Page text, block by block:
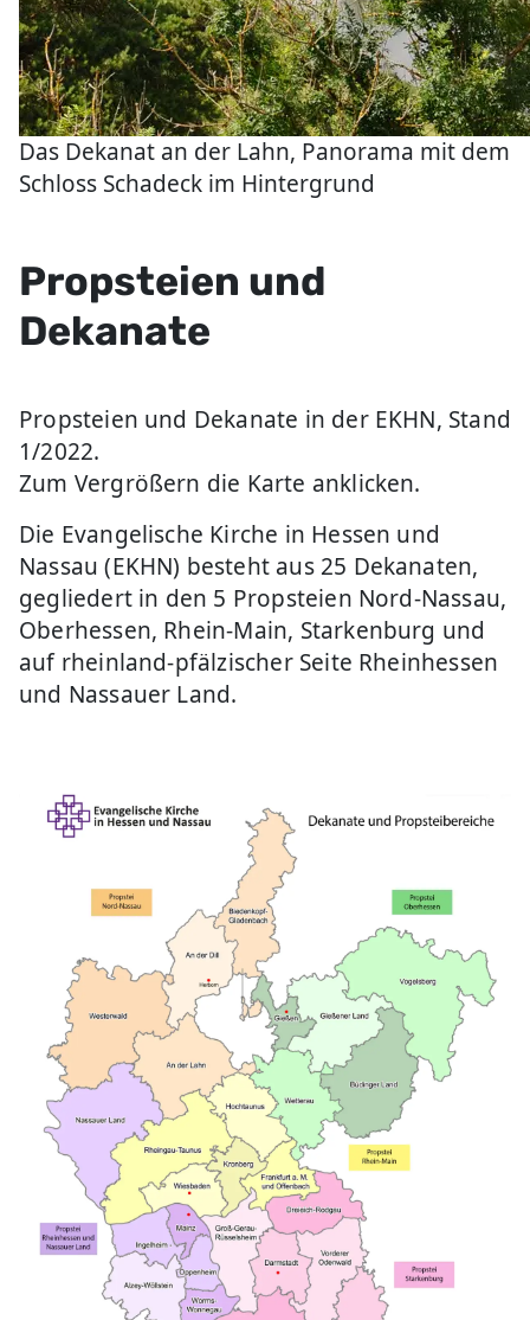
Das Dekanat an der Lahn, Panorama mit dem
Schloss Schadeck im Hintergrund
Propsteien und
Dekanate
Propsteien und Dekanate in der EKHN, Stand
1/2022.
Zum Vergrößern die Karte anklicken.
Die Evangelische Kirche in Hessen und
Nassau (EKHN) besteht aus 25 Dekanaten,
gegliedert in den 5 Propsteien Nord-Nassau,
Oberhessen, Rhein-Main, Starkenburg und
auf rheinland-pfälzischer Seite Rheinhessen
und Nassauer Land.